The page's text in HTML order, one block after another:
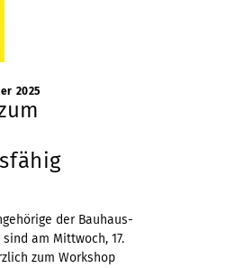
2025
der Bauhaus-
am Mittwoch, 17.
zum Workshop